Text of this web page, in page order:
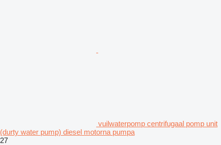
vuilwaterpomp centrifugaal pomp unit
(durty water pump) diesel motorna pumpa
27